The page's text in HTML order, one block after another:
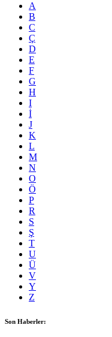
A
B
C
Ç
D
E
F
G
H
I
İ
J
K
L
M
N
O
Ö
P
R
S
Ş
T
U
Ü
V
Y
Z
Son Haberler: